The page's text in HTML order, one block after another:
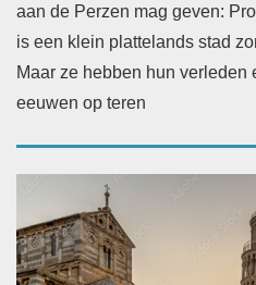
aan de Perzen mag geven:
is een klein plattelands stad
Maar ze hebben hun verleden
eeuwen op teren